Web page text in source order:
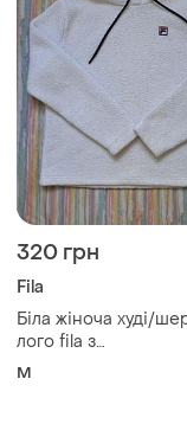
320 грн
Fila
Біла жіноча худі/
лого fila з
капюшоном.розмір м
M